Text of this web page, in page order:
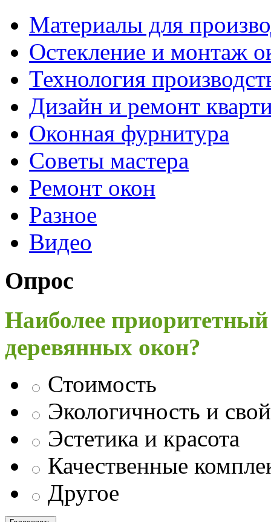
Материалы для
Остекление и монтаж
Технология
Дизайн и ремонт
Оконная фурнитура
Советы мастера
Ремонт окон
Разное
Видео
Опрос
Наиболее
деревянных окон?
Стоимость
Экологичность и
Эстетика и красота
Качественные
Другое